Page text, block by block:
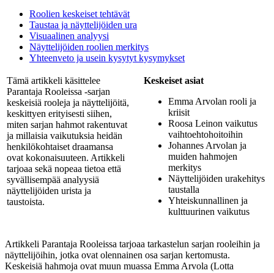
Roolien keskeiset tehtävät
Taustaa ja näyttelijöiden ura
Visuaalinen analyysi
Näyttelijöiden roolien merkitys
Yhteenveto ja usein kysytyt kysymykset
Tämä artikkeli käsittelee
Parantaja Rooleissa -sarjan
keskeisiä rooleja ja näyttelijöitä,
keskittyen erityisesti siihen,
miten sarjan hahmot rakentuvat
ja millaisia vaikutuksia heidän
henkilökohtaiset draamansa
ovat kokonaisuuteen. Artikkeli
tarjoaa sekä nopeaa tietoa että
syvällisempää analyysiä
näyttelijöiden urista ja
taustoista.
Keskeiset asiat
Emma Arvolan rooli ja
kriisit
Roosa Leinon vaikutus
vaihtoehtohoitoihin
Johannes Arvolan ja
muiden hahmojen
merkitys
Näyttelijöiden urakehitys
taustalla
Yhteiskunnallinen ja
kulttuurinen vaikutus
Artikkeli Parantaja Rooleissa tarjoaa tarkastelun sarjan rooleihin ja
näyttelijöihin, jotka ovat olennainen osa sarjan kertomusta.
Keskeisiä hahmoja ovat muun muassa Emma Arvola (Lotta